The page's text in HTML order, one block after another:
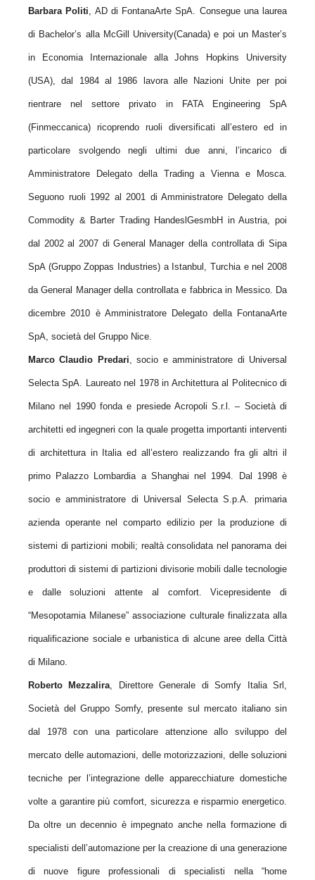
Barbara Politi , AD di FontanaArte SpA. Consegue una laurea
di Bachelor’s alla McGill University(Canada) e poi un Master’s
in Economia Internazionale alla Johns Hopkins University
(USA), dal 1984 al 1986 lavora alle Nazioni Unite per poi
rientrare nel settore privato in FATA Engineering SpA
(Finmeccanica) ricoprendo ruoli diversificati all’estero ed in
particolare svolgendo negli ultimi due anni, l’incarico di
Amministratore Delegato della Trading a Vienna e Mosca.
Seguono ruoli 1992 al 2001 di Amministratore Delegato della
Commodity & Barter Trading HandeslGesmbH in Austria, poi
dal 2002 al 2007 di General Manager della controllata di Sipa
SpA (Gruppo Zoppas Industries) a Istanbul, Turchia e nel 2008
da General Manager della controllata e fabbrica in Messico. Da
dicembre 2010 è Amministratore Delegato della FontanaArte
SpA, società del Gruppo Nice.
Marco Claudio Predari , socio e amministratore di Universal
Selecta SpA. Laureato nel 1978 in Architettura al Politecnico di
Milano nel 1990 fonda e presiede Acropoli S.r.l. – Società di
architetti ed ingegneri con la quale progetta importanti interventi
di architettura in Italia ed all’estero realizzando fra gli altri il
primo Palazzo Lombardia a Shanghai nel 1994. Dal 1998 è
socio e amministratore di Universal Selecta S.p.A. primaria
azienda operante nel comparto edilizio per la produzione di
sistemi di partizioni mobili; realtà consolidata nel panorama dei
produttori di sistemi di partizioni divisorie mobili dalle tecnologie
e dalle soluzioni attente al comfort. Vicepresidente di
“Mesopotamia Milanese” associazione culturale finalizzata alla
riqualificazione sociale e urbanistica di alcune aree della Città
di Milano.
Roberto Mezzalira , Direttore Generale di Somfy Italia Srl,
Società del Gruppo Somfy, presente sul mercato italiano sin
dal 1978 con una particolare attenzione allo sviluppo del
mercato delle automazioni, delle motorizzazioni, delle soluzioni
tecniche per l’integrazione delle apparecchiature domestiche
volte a garantire più comfort, sicurezza e risparmio energetico.
Da oltre un decennio è impegnato anche nella formazione di
specialisti dell’automazione per la creazione di una generazione
di nuove figure professionali di specialisti nella “home